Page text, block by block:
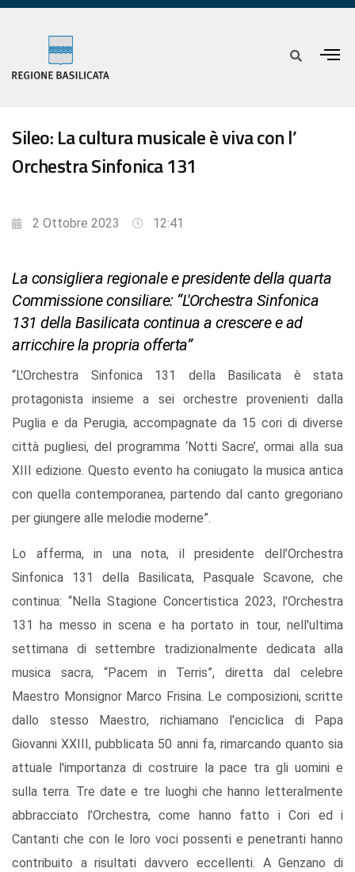
Sileo: La cultura musicale è viva con l’
Orchestra Sinfonica 131
2 Ottobre 2023 12:41
La consigliera regionale e presidente della quarta
Commissione consiliare: “L'Orchestra Sinfonica
131 della Basilicata continua a crescere e ad
arricchire la propria offerta”
“L'Orchestra Sinfonica 131 della Basilicata è stata
protagonista insieme a sei orchestre provenienti dalla
Puglia e da Perugia, accompagnate da 15 cori di diverse
città pugliesi, del programma ‘Notti Sacre’, ormai alla sua
XIII edizione. Questo evento ha coniugato la musica antica
con quella contemporanea, partendo dal canto gregoriano
per giungere alle melodie moderne”.
Lo afferma, in una nota, il presidente dell’Orchestra
Sinfonica 131 della Basilicata, Pasquale Scavone, che
continua: “Nella Stagione Concertistica 2023, l'Orchestra
131 ha messo in scena e ha portato in tour, nell'ultima
settimana di settembre tradizionalmente dedicata alla
musica sacra, “Pacem in Terris”, diretta dal celebre
Maestro Monsignor Marco Frisina. Le composizioni, scritte
dallo stesso Maestro, richiamano l'enciclica di Papa
Giovanni XXIII, pubblicata 50 anni fa, rimarcando quanto sia
attuale l'importanza di costruire la pace tra gli uomini e
sulla terra. Tre date e tre luoghi che hanno letteralmente
abbracciato l’Orchestra, come hanno fatto i Cori ed i
Cantanti che con le loro voci possenti e penetranti hanno
contribuito a risultati davvero eccellenti. A Genzano di